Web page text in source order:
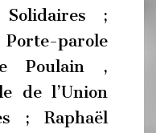
Solidaires ;
parole
Poulain ,
de l’Union
; Raphaël